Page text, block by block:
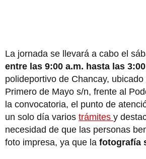
La jornada se llevará a cabo el
entre las 9:00 a.m. hasta las
polideportivo de Chancay,
Primero de Mayo s/n, frente al
la convocatoria, el punto de
un solo día varios trámites y
necesidad de que las personas
foto impresa, ya que la fotografía